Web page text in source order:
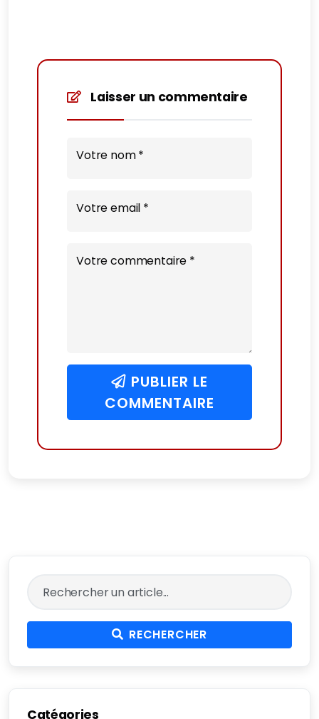
Laisser un commentaire
Votre nom *
Votre email *
Votre commentaire *
PUBLIER LE
COMMENTAIRE
RECHERCHER
Catégories